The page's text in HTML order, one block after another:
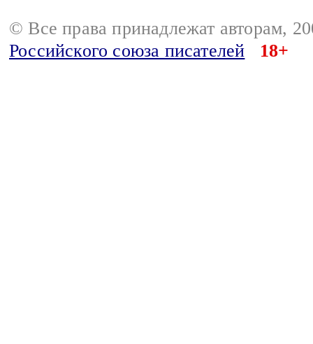
© Все права принадлежат авторам,
Российского союза писателей
18+